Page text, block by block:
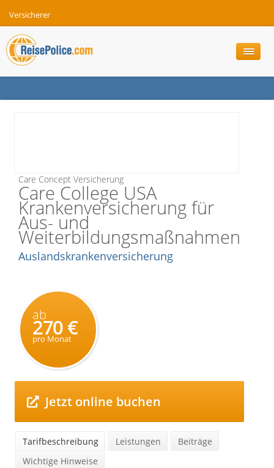
Versicherer
Care Concept Versicherung
Care College USA
Krankenversicherung für
Aus- und
Weiterbildungsmaßnahmen
Auslandskrankenversicherung
ab
270 €
pro Monat
Jetzt online buchen
Tarifbeschreibung Leistungen
Beiträge
Wichtige Hinweise